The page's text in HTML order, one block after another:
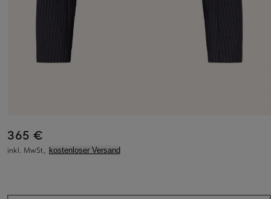
365 €
inkl. MwSt., kostenloser Versand